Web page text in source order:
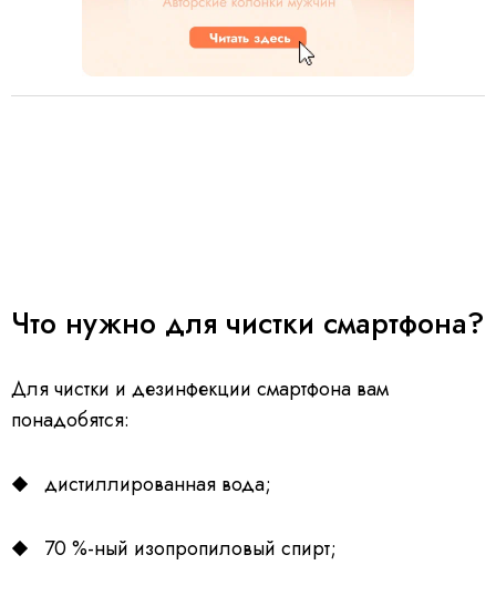
Что нужно для чистки смартфона?
Для чистки и дезинфекции смартфона вам
понадобятся:
дистиллированная вода;
70 %-ный изопропиловый спирт;